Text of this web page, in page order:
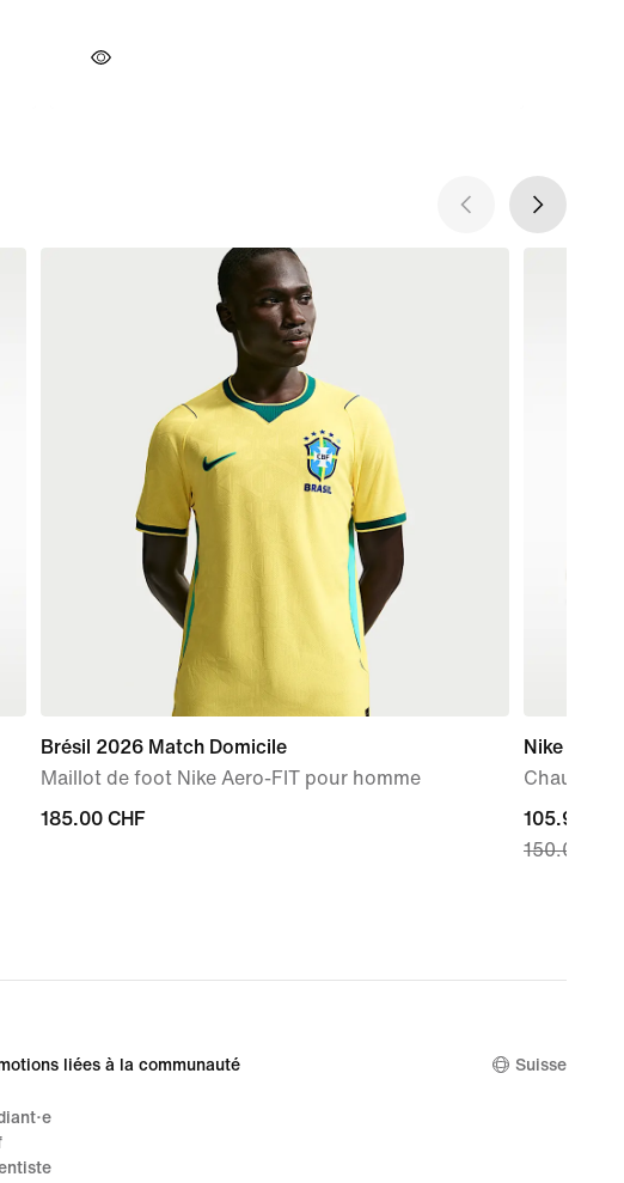
Brésil 2026 Match Domicile
Maillot de foot Nike Aero-FIT pour homme
185.00 CHF
185.00 CHF
Nike Air
current
price
150.00
105.99
150.00
liées à la communauté Suisse